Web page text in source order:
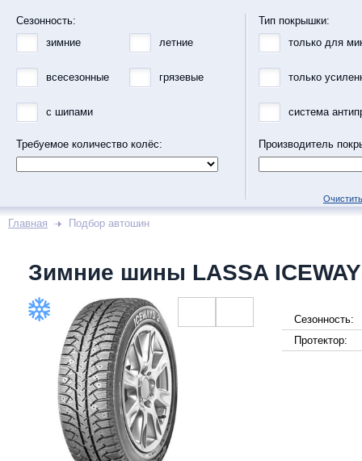
Сезонность:
зимние
летние
всесезонные грязевые
с шипами
Требуемое количество колёс:
Тип покрышки:
только для
только
система
Производитель
Главная Подбор автошин
Зимние шины LASSA
Сезонность:
Протектор: